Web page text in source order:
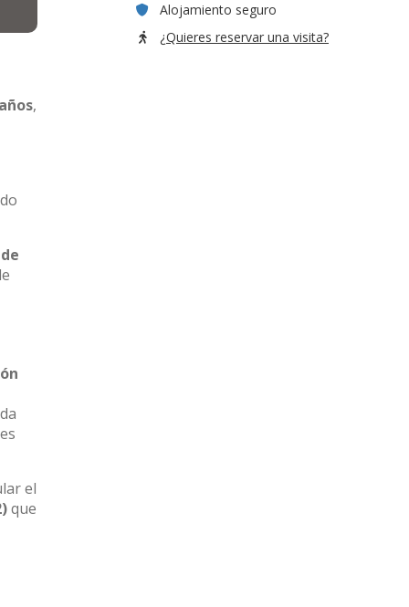
,
el
que
Alojamiento seguro
¿Quieres reservar una visita?